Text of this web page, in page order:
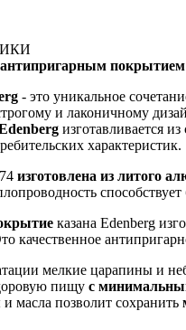
покрытием
- это уникальное
и лаконичному
изготавливается
характеристик.
изготовлена из литого
казана Edenberg
качественное
мелкие царапины и
пищу с
масла позволит сохранить